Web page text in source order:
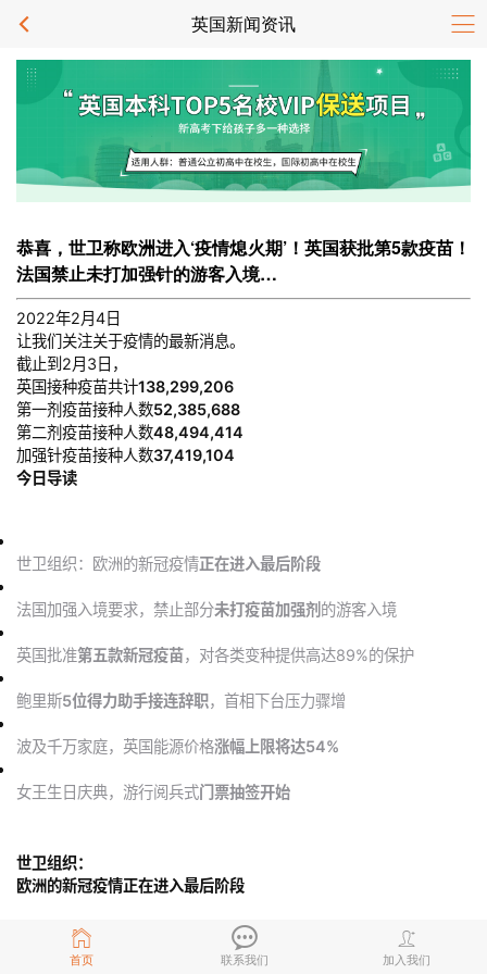
英国新闻资讯
首页 联系我们 加入我们
恭喜，世卫称欧洲进入‘疫情熄火期’！英国获批第5款疫苗！
法国禁止未打加强针的游客入境…
2022年2月4日
让我们关注关于疫情的最新消息。
截止到2月3日，
英国接种疫苗共计138,299,206
第一剂疫苗接种人数52,385,688
第二剂疫苗接种人数48,494,414
加强针疫苗接种人数37,419,104
今日导读
世卫组织：欧洲的新冠疫情正在进入最后阶段
法国加强入境要求，禁止部分未打疫苗加强剂 的游客入境
英国批准第五款新冠疫苗，对各类变种提供高达89%的保护
鲍里斯5位得力助手接连辞职，首相下台压力骤增
波及千万家庭，英国能源价格涨幅上限将达54%
女王生日庆典，游行阅兵式门票抽签开始
世卫组织：
欧洲的新冠疫情正在进入最后阶段